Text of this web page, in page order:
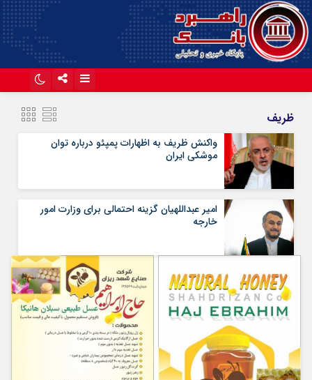
آپارات
ظریف
واکنش ظریف به اظهارات پمپئو درباره توان
موشکی ایران
امیر عبداللهیان گزینه احتمالی برای وزارت امور
خارجه